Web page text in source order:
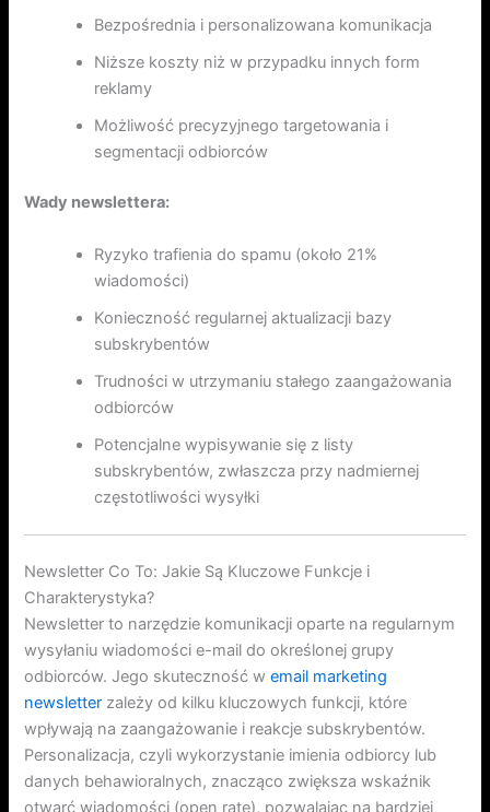
Bezpośrednia i personalizowana komunikacja
Niższe koszty niż w przypadku innych form
reklamy
Możliwość precyzyjnego targetowania i
segmentacji odbiorców
Wady newslettera:
Ryzyko trafienia do spamu (około 21%
wiadomości)
Konieczność regularnej aktualizacji bazy
subskrybentów
Trudności w utrzymaniu stałego zaangażowania
odbiorców
Potencjalne wypisywanie się z listy
subskrybentów, zwłaszcza przy nadmiernej
częstotliwości wysyłki
Newsletter Co To: Jakie Są Kluczowe Funkcje i
Charakterystyka?
Newsletter to narzędzie komunikacji oparte na regularnym
wysyłaniu wiadomości e-mail do określonej grupy
odbiorców. Jego skuteczność wemail marketing
newsletter zależy od kilku kluczowych funkcji, które
wpływają na zaangażowanie i reakcje subskrybentów.
Personalizacja, czyli wykorzystanie imienia odbiorcy lub
danych behawioralnych, znacząco zwiększa wskaźnik